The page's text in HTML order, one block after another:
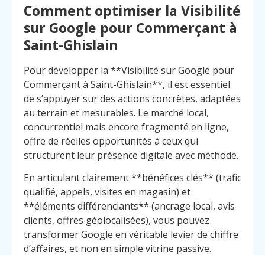
Contact
Comment optimiser la Visibilité
sur Google pour Commerçant à
Saint-Ghislain
Pour développer la **Visibilité sur Google pour
Commerçant à Saint-Ghislain**, il est essentiel
de s’appuyer sur des actions concrètes, adaptées
au terrain et mesurables. Le marché local,
concurrentiel mais encore fragmenté en ligne,
offre de réelles opportunités à ceux qui
structurent leur présence digitale avec méthode.
En articulant clairement **bénéfices clés** (trafic
qualifié, appels, visites en magasin) et
**éléments différenciants** (ancrage local, avis
clients, offres géolocalisées), vous pouvez
transformer Google en véritable levier de chiffre
d’affaires, et non en simple vitrine passive.